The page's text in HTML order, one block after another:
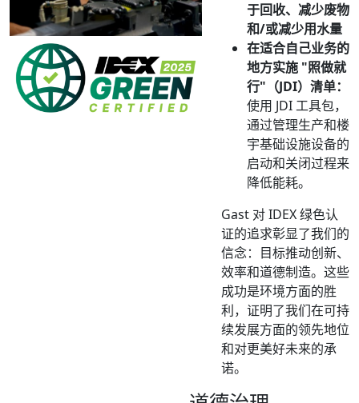
于回收、减少废物
和/或减少用水量
在适合自己业务的
地方实施 "照做就
行"（JDI）清单：
使用 JDI 工具包，
通过管理生产和楼
宇基础设施设备的
启动和关闭过程来
降低能耗。
Gast 对 IDEX 绿色认
证的追求彰显了我们的
信念：目标推动创新、
效率和道德制造。这些
成功是环境方面的胜
利，证明了我们在可持
续发展方面的领先地位
和对更美好未来的承
诺。